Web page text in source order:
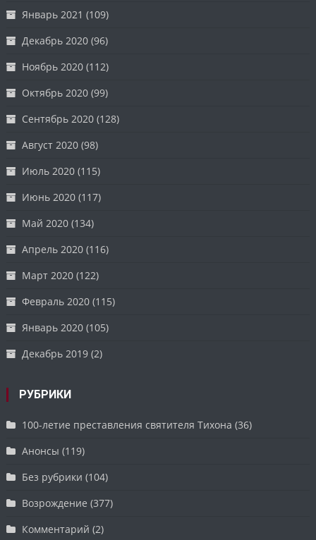
Январь 2021 (109)
Декабрь 2020 (96)
Ноябрь 2020 (112)
Октябрь 2020 (99)
Сентябрь 2020 (128)
Август 2020 (98)
Июль 2020 (115)
Июнь 2020 (117)
Май 2020 (134)
Апрель 2020 (116)
Март 2020 (122)
Февраль 2020 (115)
Январь 2020 (105)
Декабрь 2019 (2)
РУБРИКИ
100-летие преставления святителя Тихона (36)
Анонсы (119)
Без рубрики (104)
Возрождение (377)
Комментарий (2)